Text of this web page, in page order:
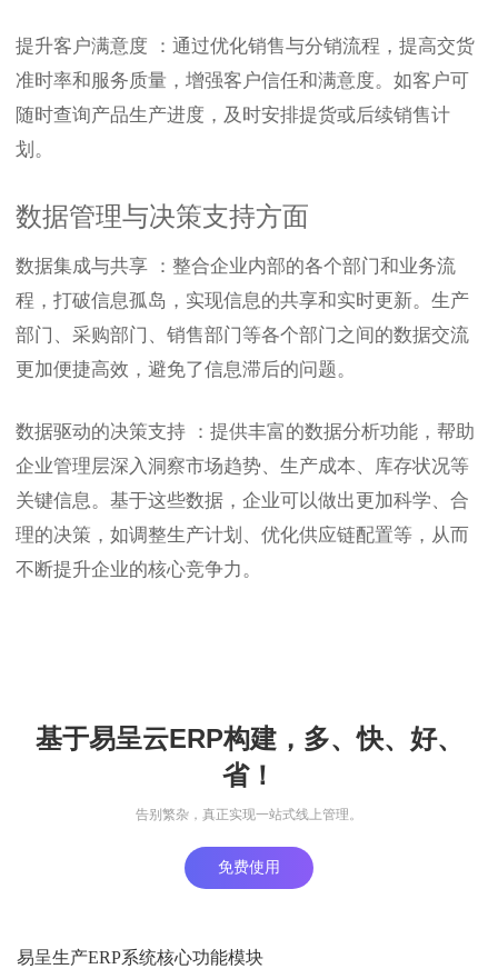
提升客户满意度 ：通过优化销售与分销流程，提高交货
准时率和服务质量，增强客户信任和满意度。如客户可
随时查询产品生产进度，及时安排提货或后续销售计
划。
数据管理与决策支持方面
数据集成与共享 ：整合企业内部的各个部门和业务流
程，打破信息孤岛，实现信息的共享和实时更新。生产
部门、采购部门、销售部门等各个部门之间的数据交流
更加便捷高效，避免了信息滞后的问题。
数据驱动的决策支持 ：提供丰富的数据分析功能，帮助
企业管理层深入洞察市场趋势、生产成本、库存状况等
关键信息。基于这些数据，企业可以做出更加科学、合
理的决策，如调整生产计划、优化供应链配置等，从而
不断提升企业的核心竞争力。
基于易呈云ERP构建，多、快、好、
省！
告别繁杂，真正实现一站式线上管理。
免费使用
易呈生产ERP系统核心功能模块